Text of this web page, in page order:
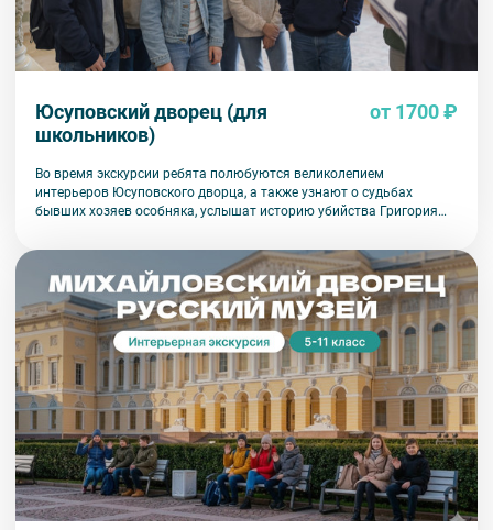
Юсуповский дворец (для
школьников)
от 1700 ₽
Во время экскурсии ребята полюбуются великолепием
интерьеров Юсуповского дворца, а также узнают о судьбах
бывших хозяев особняка, услышат историю убийства Григория
историй, многие из которых до сих пор покрыты тайной.